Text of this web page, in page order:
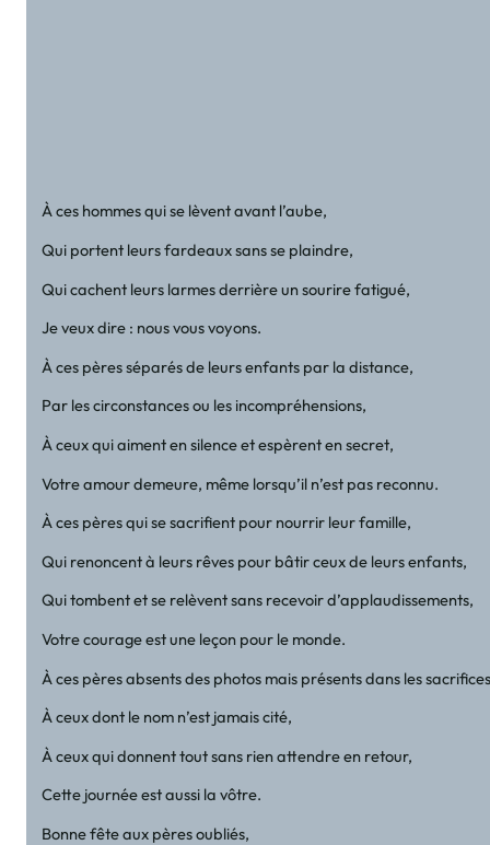
À ces hommes qui se lèvent avant l’aube,
Qui portent leurs fardeaux sans se plaindre,
Qui cachent leurs larmes derrière un sourire fatigué,
Je veux dire : nous vous voyons.
À ces pères séparés de leurs enfants par la distance,
Par les circonstances ou les incompréhensions,
À ceux qui aiment en silence et espèrent en secret,
Votre amour demeure, même lorsqu’il n’est pas reconnu.
À ces pères qui se sacrifient pour nourrir leur famille,
Qui renoncent à leurs rêves pour bâtir ceux de leurs enfants,
Qui tombent et se relèvent sans recevoir d’applaudissements,
Votre courage est une leçon pour le monde.
À ces pères absents des photos mais présents dans les
À ceux dont le nom n’est jamais cité,
À ceux qui donnent tout sans rien attendre en retour,
Cette journée est aussi la vôtre.
Bonne fête aux pères oubliés,